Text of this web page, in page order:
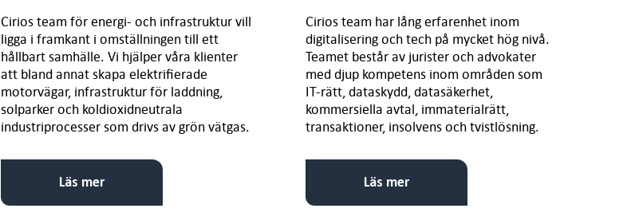
Cirios team för energi- och infrastruktur vill
ligga i framkant i omställningen till ett
hållbart samhälle. Vi hjälper våra klienter
att bland annat skapa elektrifierade
motorvägar, infrastruktur för laddning,
solparker och koldioxidneutrala
industriprocesser som drivs av grön vätgas.
Läs mer
Cirios team har lång erfarenhet inom
digitalisering och tech på mycket hög nivå.
Teamet består av jurister och advokater
med djup kompetens inom områden som
IT-rätt, dataskydd, datasäkerhet,
kommersiella avtal, immaterialrätt,
transaktioner, insolvens och tvistlösning.
Läs mer